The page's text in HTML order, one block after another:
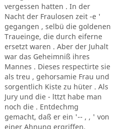
vergessen hatten . In der
Nacht der Fraulosen zeit -e '
gegangen , selbü die goldenen
Traueinge, die durch eiferne
ersetzt waren . Aber der Juhalt
war das Geheimniß ihres
Mannes . Dieses respectirte sie
als treu , gehorsamie Frau und
sorgentlich Kiste zu hüter . Als
Jury und die - lttzt habe man
noch die . Entdechmg
gemacht, daß er ein '-- , , ' von
einer Ahnung ergriffen.